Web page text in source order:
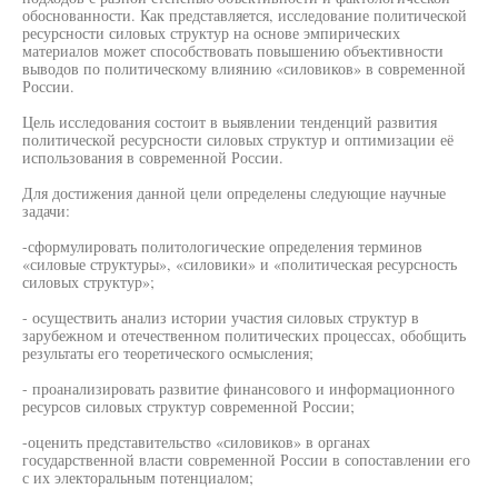
обоснованности. Как представляется, исследование политической
ресурсности силовых структур на основе эмпирических
материалов может способствовать повышению объективности
выводов по политическому влиянию «силовиков» в современной
России.
Цель исследования состоит в выявлении тенденций развития
политической ресурсности силовых структур и оптимизации её
использования в современной России.
Для достижения данной цели определены следующие научные
задачи:
-сформулировать политологические определения терминов
«силовые структуры», «силовики» и «политическая ресурсность
силовых структур»;
- осуществить анализ истории участия силовых структур в
зарубежном и отечественном политических процессах, обобщить
результаты его теоретического осмысления;
- проанализировать развитие финансового и информационного
ресурсов силовых структур современной России;
-оценить представительство «силовиков» в органах
государственной власти современной России в сопоставлении его
с их электоральным потенциалом;